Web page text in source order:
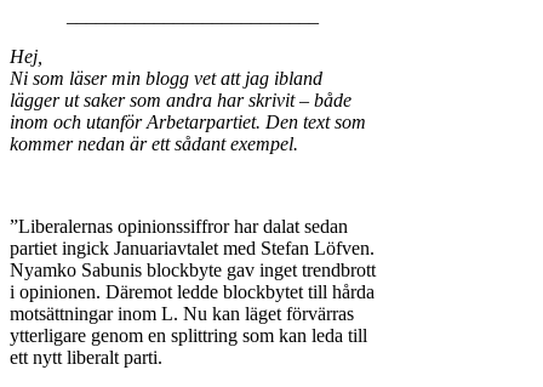
Hej,
Ni som läser min blogg vet att jag ibland
lägger ut saker som andra har skrivit – både
inom och utanför Arbetarpartiet. Den text som
kommer nedan är ett sådant exempel.
”Liberalernas opinionssiffror har dalat sedan
partiet ingick Januariavtalet med Stefan Löfven.
Nyamko Sabunis blockbyte gav inget trendbrott
i opinionen. Däremot ledde blockbytet till hårda
motsättningar inom L. Nu kan läget förvärras
ytterligare genom en splittring som kan leda till
ett nytt liberalt parti.